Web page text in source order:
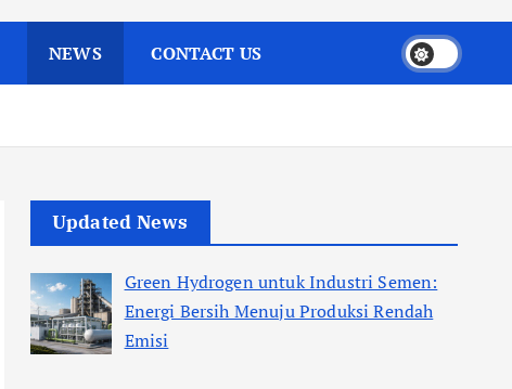
NEWS CONTACT US
Updated News
Green Hydrogen untuk Industri Semen:
Energi Bersih Menuju Produksi Rendah
Emisi